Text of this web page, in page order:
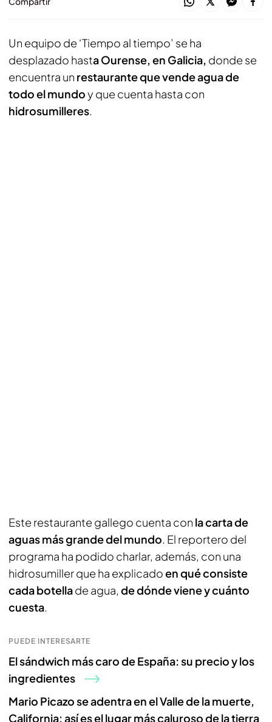
Un equipo de ‘Tiempo al tiempo’ se ha
desplazado hasta Ourense, en Galicia, donde se
encuentra un restaurante que vende agua de
todo el mundoy que cuenta hasta con
hidrosumilleres.
Este restaurante gallego cuenta con la carta de
aguas más grande del mundo. El reportero del
programa ha podido charlar, además, con una
hidrosumiller que ha explicadoen qué consiste
cada botellade agua, de dónde viene y cuánto
cuesta.
PUEDE INTERESARTE
El sándwich más caro de España: su precio y los
ingredientes
Mario Picazo se adentra en el Valle de la muerte,
California: así es el lugar más caluroso de la tierra